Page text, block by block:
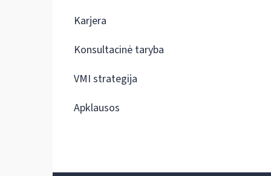
Karjera
Konsultacinė taryba
VMI strategija
Apklausos